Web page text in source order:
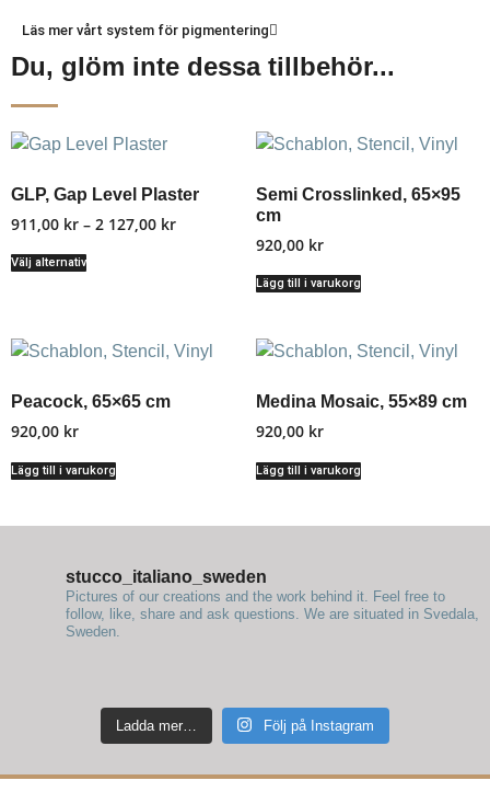
Läs mer vårt system för pigmentering
Du, glöm inte dessa tillbehör...
GLP, Gap Level Plaster
911,00 kr – 2 127,00 kr
Välj alternativ
Semi Crosslinked, 65×95
cm
920,00 kr
Lägg till i varukorg
Peacock, 65×65 cm
920,00 kr
Lägg till i varukorg
Medina Mosaic, 55×89 cm
920,00 kr
Lägg till i varukorg
stucco_italiano_sweden
Pictures of our creations and the work behind it. Feel free to
follow, like, share and ask questions. We are situated in Svedala,
Sweden.
Ladda mer… Följ på Instagram